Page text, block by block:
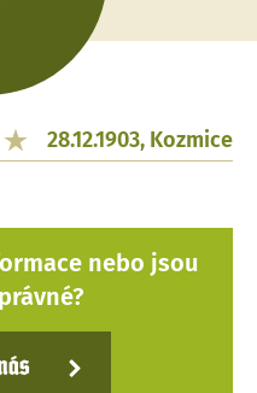
28.12.1903, Kozmice
nebo jsou